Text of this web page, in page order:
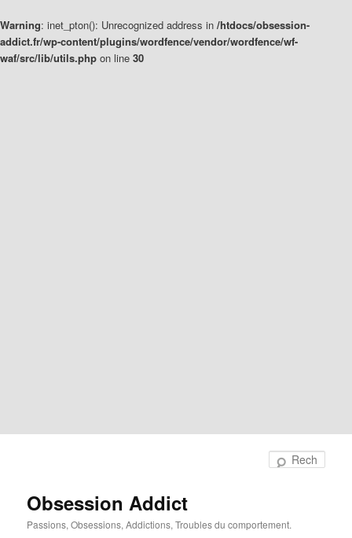
Warning: inet_pton(): Unrecognized address in /htdocs/obsession-
addict.fr/wp-content/plugins/wordfence/vendor/wordfence/wf-
waf/src/lib/utils.php on line 30
Obsession Addict
Passions, Obsessions, Addictions, Troubles du comportement.